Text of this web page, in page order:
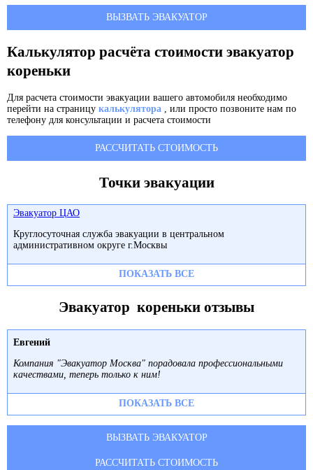
ВЫЗВАТЬ ЭВАКУАТОР
Калькулятор расчёта стоимости эвакуатор
кореньки
Для расчета стоимости эвакуации вашего автомобиля необходимо
перейти на страницу калькулятора , или просто позвоните нам по
телефону для консультации и расчета стоимости
РАССЧИТАТЬ СТОИМОСТЬ
Точки эвакуации
Эвакуатор ЦАО
Круглосуточная служба эвакуации в центральном
административном округе г.Москвы
ПОКАЗАТЬ ВСЕ
Эвакуатор кореньки отзывы
Евгений
Компания "Эвакуатор Москва" порадовала профессиональными
качествами, теперь только к ним!
ПОКАЗАТЬ ВСЕ
ВЫЗВАТЬ ЭВАКУАТОР
РАССЧИТАТЬ СТОИМОСТЬ